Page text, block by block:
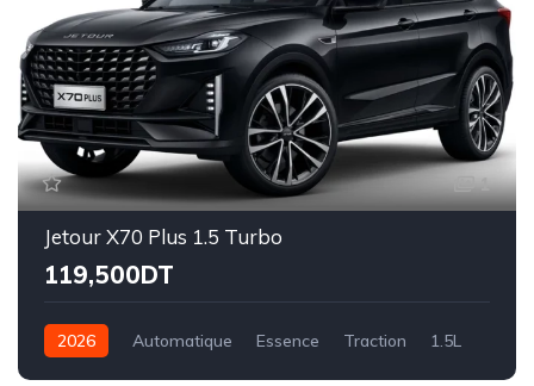
1
Jetour X70 Plus 1.5 Turbo
119,500DT
2026 Automatique Essence Traction 1.5L